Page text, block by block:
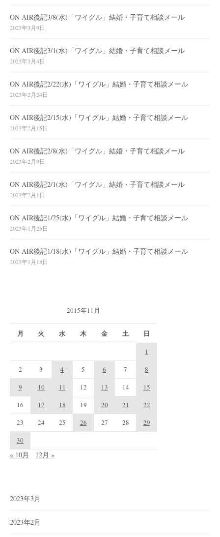
ON AIR後記3/8(水)「ワイグル」結婚・子育て相談メール
2023年3月9日
ON AIR後記3/1(水)「ワイグル」結婚・子育て相談メール
2023年3月4日
ON AIR後記2/22(水)「ワイグル」結婚・子育て相談メール
2023年2月24日
ON AIR後記2/15(水)「ワイグル」結婚・子育て相談メール
2023年2月15日
ON AIR後記2/8(水)「ワイグル」結婚・子育て相談メール
2023年2月9日
ON AIR後記2/1(水)「ワイグル」結婚・子育て相談メール
2023年2月1日
ON AIR後記1/25(水)「ワイグル」結婚・子育て相談メール
2023年1月25日
ON AIR後記1/18(水)「ワイグル」結婚・子育て相談メール
2023年1月18日
2015年11月
月 火 水 木 金 土 日
1
2
3 4 5 6 7
8
9
10 11 12 13 14
15
16
17 18 19 20 21
22
23
24 25 26 27 28
29
30
« 10月 12月 »
2023年3月
2023年2月